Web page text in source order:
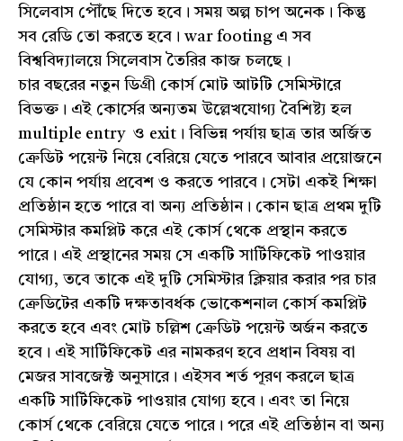
সিলেবাস পৌঁছে দিতে হবে। সময় অল্প চাপ অনেক। কিন্তু
সব রেডি তো করতে হবে। war footing এ সব
বিশ্ববিদ্যালয়ে সিলেবাস তৈরির কাজ চলছে।
চার বছরের নতুন ডিগ্রী কোর্স মোট আটটি সেমিস্টারে
বিভক্ত। এই কোর্সের অন্যতম উল্লেখযোগ্য বৈশিষ্ট্য হল
multiple entry ও exit। বিভিন্ন পর্যায় ছাত্র তার অর্জিত
ক্রেডিট পয়েন্ট নিয়ে বেরিয়ে যেতে পারবে আবার প্রয়োজনে
যে কোন পর্যায় প্রবেশ ও করতে পারবে। সেটা একই শিক্ষা
প্রতিষ্ঠান হতে পারে বা অন্য প্রতিষ্ঠান। কোন ছাত্র প্রথম দুটি
সেমিস্টার কমপ্লিট করে এই কোর্স থেকে প্রস্থান করতে
পারে। এই প্রস্থানের সময় সে একটি সার্টিফিকেট পাওয়ার
যোগ্য, তবে তাকে এই দুটি সেমিস্টার ক্লিয়ার করার পর চার
ক্রেডিটের একটি দক্ষতাবর্ধক ভোকেশনাল কোর্স কমপ্লিট
করতে হবে এবং মোট চল্লিশ ক্রেডিট পয়েন্ট অর্জন করতে
হবে। এই সার্টিফিকেট এর নামকরণ হবে প্রধান বিষয় বা
মেজর সাবজেক্ট অনুসারে। এইসব শর্ত পূরণ করলে ছাত্র
একটি সার্টিফিকেট পাওয়ার যোগ্য হবে। এবং তা নিয়ে
কোর্স থেকে বেরিয়ে যেতে পারে। পরে এই প্রতিষ্ঠান বা অন্য